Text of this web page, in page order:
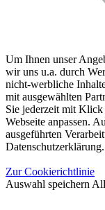
Um Ihnen unser
wir uns u.a. durch
nicht-werbliche
mit ausgewählten
Sie jederzeit mit Klick
Webseite anpassen.
ausgeführten
Datenschutzerklärung.
Zur Cookierichtlinie
Auswahl speichern